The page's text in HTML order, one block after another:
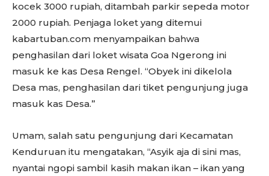
kocek 3000 rupiah, ditambah parkir sepeda motor
2000 rupiah. Penjaga loket yang ditemui
kabartuban.com menyampaikan bahwa
penghasilan dari loket wisata Goa Ngerong ini
masuk ke kas Desa Rengel. “Obyek ini dikelola
Desa mas, penghasilan dari tiket pengunjung juga
masuk kas Desa.”
Umam, salah satu pengunjung dari Kecamatan
Kenduruan itu mengatakan, “Asyik aja di sini mas,
nyantai ngopi sambil kasih makan ikan – ikan yang